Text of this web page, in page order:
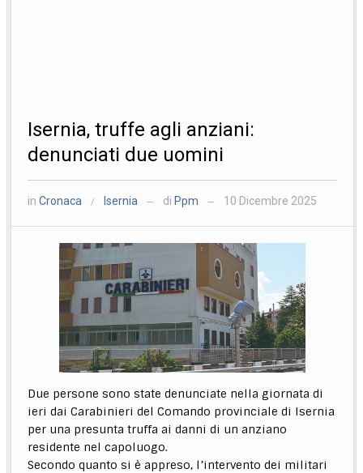
Isernia, truffe agli anziani:
denunciati due uomini
inCronaca / Isernia — di Ppm — 10 Dicembre 2025
Due persone sono state denunciate nella giornata di
ieri dai Carabinieri del Comando provinciale di Isernia
per una presunta truffa ai danni di un anziano
residente nel capoluogo.
Secondo quanto si è appreso, l’intervento dei militari